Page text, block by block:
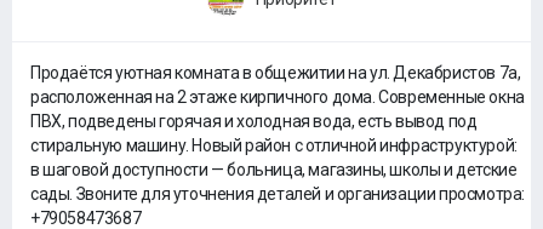
Продаётся уютная комната в общежитии на ул. Декабристов 7а,
расположенная на 2 этаже кирпичного дома. Современные окна
ПВХ, подведены горячая и холодная вода, есть вывод под
стиральную машину. Новый район с отличной инфраструктурой:
в шаговой доступности — больница, магазины, школы и детские
сады. Звоните для уточнения деталей и организации просмотра:
+79058473687